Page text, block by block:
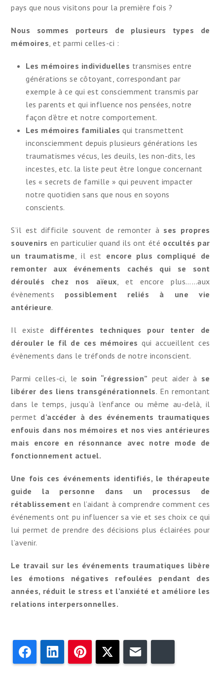
pays que nous visitons pour la première fois ?
Nous sommes porteurs de plusieurs types de
mémoires, et parmi celles-ci :
Les mémoires individuelles transmises entre
générations se côtoyant, correspondant par
exemple à ce qui est consciemment transmis par
les parents et qui influence nos pensées, notre
façon d’être et notre comportement.
Les mémoires familiales qui transmettent
inconsciemment depuis plusieurs générations les
traumatismes vécus, les deuils, les non-dits, les
incestes, etc. la liste peut être longue concernant
les « secrets de famille » qui peuvent impacter
notre quotidien sans que nous en soyons
conscients.
S’il est difficile souvent de remonter à ses propres
souvenirs en particulier quand ils ont été occultés par
un traumatisme, il est encore plus compliqué de
remonter aux événements cachés qui se sont
déroulés chez nos aïeux, et encore plus……aux
évènements possiblement reliés à une vie
antérieure.
Il existe différentes techniques pour tenter de
dérouler le fil de ces mémoires qui accueillent ces
évènements dans le tréfonds de notre inconscient.
Parmi celles-ci, le soin “régression” peut aider à se
libérer des liens transgénérationnels. En remontant
dans le temps, jusqu’à l’enfance ou même au-delà, il
permet d’accéder à des événements traumatiques
enfouis dans nos mémoires et nos vies antérieures
mais encore en résonnance avec notre mode de
fonctionnement actuel.
Une fois ces événements identifiés, le thérapeute
guide la personne dans un processus de
rétablissement en l’aidant à comprendre comment ces
événements ont pu influencer sa vie et ses choix ce qui
lui permet de prendre des décisions plus éclairées pour
l’avenir.
Le travail sur les événements traumatiques libère
les émotions négatives refoulées pendant des
années, réduit le stress et l’anxiété et améliore les
relations interpersonnelles.
FacebookLinkedIn PinterestTwitter